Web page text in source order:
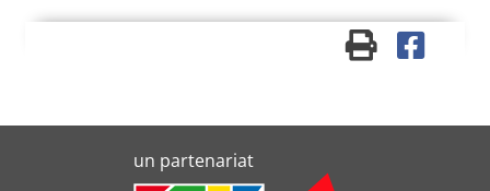
un partenariat